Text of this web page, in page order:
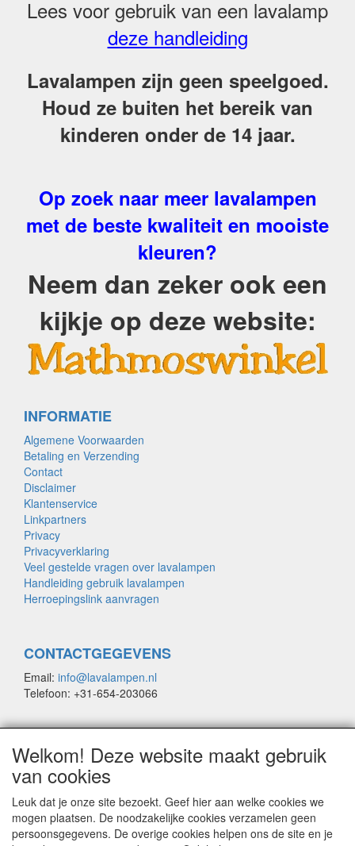
Lees voor gebruik van een lavalamp
deze handleiding
Lavalampen zijn geen speelgoed.
Houd ze buiten het bereik van
kinderen onder de 14 jaar.
Op zoek naar meer lavalampen
met de beste kwaliteit en mooiste
kleuren?
Neem dan zeker ook een
kijkje op deze website:
INFORMATIE
Algemene Voorwaarden
Betaling en Verzending
Contact
Disclaimer
Klantenservice
Linkpartners
Privacy
Privacyverklaring
Veel gestelde vragen over lavalampen
Handleiding gebruik lavalampen
Herroepingslink aanvragen
CONTACTGEGEVENS
Email: info@lavalampen.nl
Telefoon: +31-654-203066
keer dat er vertraging bij hen optreedt. Meer dan 95% van de
pakketten wordt echter de volgende dag bezorgd.
© COPYRIGHT by Lavalampen.nl
Welkom! Deze website maakt gebruik
van cookies
Leuk dat je onze site bezoekt. Geef hier aan welke cookies we
mogen plaatsen. De noodzakelijke cookies verzamelen geen
persoonsgegevens. De overige cookies helpen ons de site en je